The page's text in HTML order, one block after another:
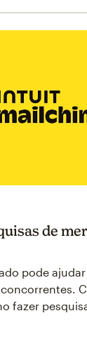
de
pode
fazer